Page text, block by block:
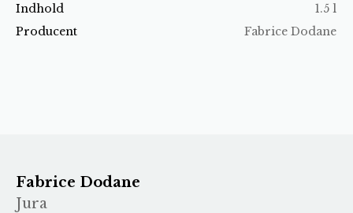
Indhold
1.5 l
Producent
Fabrice Dodane
Fabrice Dodane
Jura